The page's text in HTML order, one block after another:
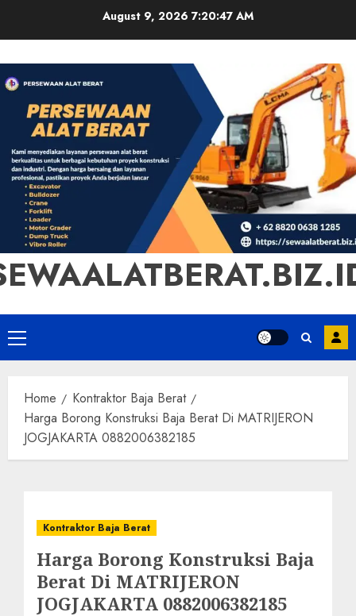
August 9, 2026 7:20:48 AM
Primary
Menu
Home
Kontraktor Baja Berat
Harga Borong Konstruksi Baja Berat Di MATRIJERON
JOGJAKARTA 0882006382185
Kontraktor Baja Berat
Harga Borong Konstruksi Baja
Berat Di MATRIJERON
JOGJAKARTA 0882006382185